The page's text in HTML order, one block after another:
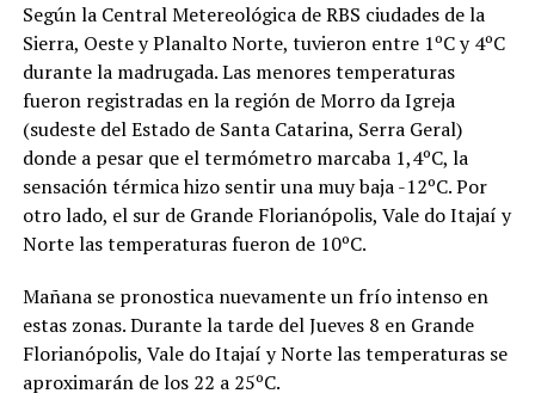
Según la Central Metereológica de RBS ciudades de la
Sierra, Oeste y Planalto Norte, tuvieron entre 1ºC y 4ºC
durante la madrugada. Las menores temperaturas
fueron registradas en la región de Morro da Igreja
(sudeste del Estado de Santa Catarina, Serra Geral)
donde a pesar que el termómetro marcaba 1,4ºC, la
sensación térmica hizo sentir una muy baja -12ºC. Por
otro lado, el sur de Grande Florianópolis, Vale do Itajaí y
Norte las temperaturas fueron de 10ºC.
Mañana se pronostica nuevamente un frío intenso en
estas zonas. Durante la tarde del Jueves 8 en Grande
Florianópolis, Vale do Itajaí y Norte las temperaturas se
aproximarán de los 22 a 25ºC.